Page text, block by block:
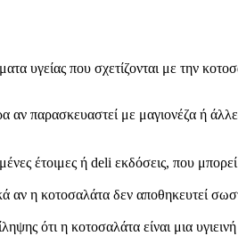
υγείας που σχετίζονται με την
αν παρασκευαστεί με μαγιονέζα ή
έτοιμες ή deli εκδόσεις, που
αν η κοτοσαλάτα δεν αποθηκευτεί
ότι η κοτοσαλάτα είναι μια